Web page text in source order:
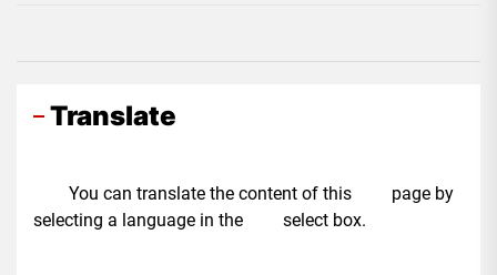
Translate
You can translate the content of this page by
selecting a language in the select box.